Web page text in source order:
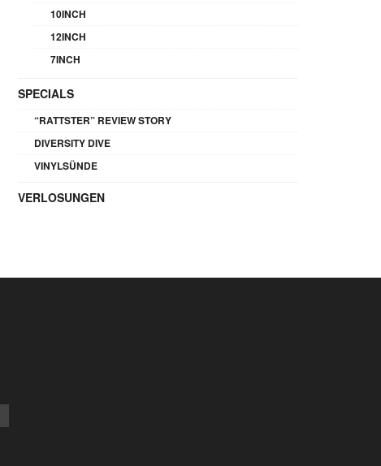
10INCH
12INCH
7INCH
SPECIALS
“RATTSTER” REVIEW STORY
DIVERSITY DIVE
VINYLSÜNDE
VERLOSUNGEN